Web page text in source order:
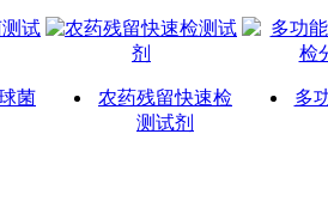
菌
农药残留快速检
测试剂
多